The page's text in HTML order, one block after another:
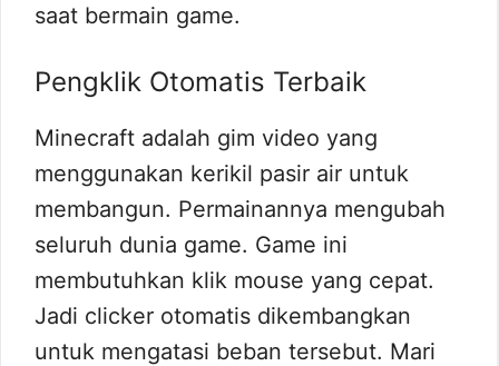
saat bermain game.
Pengklik Otomatis Terbaik
Minecraft adalah gim video yang
menggunakan kerikil pasir air untuk
membangun. Permainannya mengubah
seluruh dunia game. Game ini
membutuhkan klik mouse yang cepat.
Jadi clicker otomatis dikembangkan
untuk mengatasi beban tersebut. Mari